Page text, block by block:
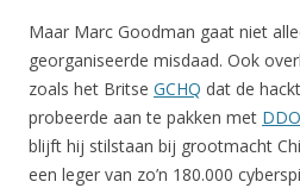
Maar Marc Goodman gaat niet
georganiseerde misdaad. Ook
zoals het Britse GCHQ dat de
probeerde aan te pakken met
blijft hij stilstaan bij grootmacht
een leger van zo’n 180.000